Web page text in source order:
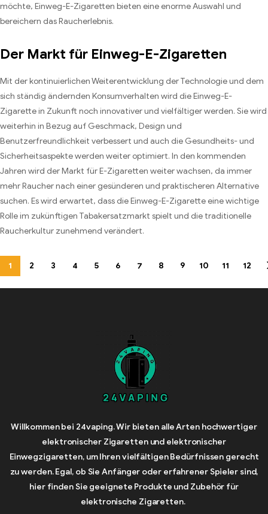
möchte, Einweg-E-Zigaretten bieten eine enorme Auswahl und
bereichern das Raucherlebnis.
Der Markt für Einweg-E-Zigaretten
Mit der kontinuierlichen Weiterentwicklung der Technologie und dem
sich ständig ändernden Konsumverhalten wird die Einweg-E-
Zigarette in Zukunft noch innovativer und vielfältiger werden. Sie wird
weiterhin in Bezug auf Geschmack, Design und
Benutzerfreundlichkeit verbessert und auch die Gesundheits- und
Sicherheitsaspekte werden weiter optimiert. In den kommenden
Jahren wird der Markt für E-Zigaretten weiter wachsen, da immer
mehr Raucher nach einer gesünderen und praktischeren Alternative
suchen. Es wird erwartet, dass die Einweg-E-Zigarette eine wichtige
Rolle im zukünftigen Tabakersatzmarkt spielt und die traditionelle
Raucherkultur zunehmend verändert.
1 2 3 4 5 6 7 8 9 10 11 12
Willkommen bei 24vaping. Wir bieten alle Arten hochwertiger
elektronischer Zigaretten und elektronischer
Einwegzigaretten, um Ihren vielfältigen Bedürfnissen gerecht
zu werden. Egal, ob Sie Anfänger oder erfahrener Spieler sind,
hier finden Sie geeignete Produkte und Zubehör für
elektronische Zigaretten.